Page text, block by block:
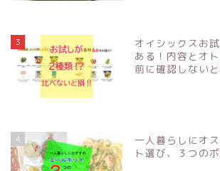
3
オイシックスお
ある！内容とオ
前に確認しない
4
一人暮らしにオ
ト選び、３つの